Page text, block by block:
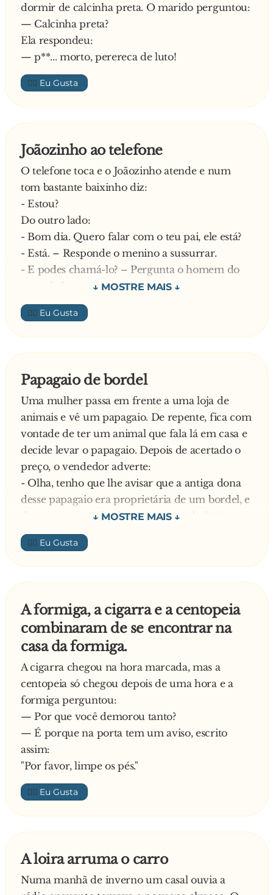
dormir de calcinha preta. O marido perguntou:
— Calcinha preta?
Ela respondeu:
— p**... morto, perereca de luto!
👍🏼
Joãozinho ao telefone
O telefone toca e o Joãozinho atende e num
tom bastante baixinho diz:
- Estou?
Do outro lado:
- Bom dia. Quero falar com o teu pai, ele está?
- Está. – Responde o menino a sussurrar.
- E podes chamá-lo? – Pergunta o homem do
outro lado.
- Não.
- Porquê? – Pergunta espantado o homem.
- Está ocupado a procurar. – Respondeu o
Joãozinho baixinho.
- Sim. Mas está ocupada a procurar. – Avisou
logo o menino.
- E há mais alguém em casa? – Tenta o homem
falar com algum adulto.
- Há A policia. – Respondeu a sussurrar o
Joãozinho.
- A polícia?! Então chama um agente ao
telefone. – Diz já preocupado o homem.
- Não pode ser. Também estão ocupados a
procurar. – Continua o Joãozinho, sempre num
tom muito baixinho.
Preocupadíssimo com o que estava a ouvir
pergunta o homem:
Responde o Joãozinho a sussurrar:
- Procuram-me a mim
👍🏼
Papagaio de bordel
Uma mulher passa em frente a uma loja de
animais e vê um papagaio. De repente, fica com
vontade de ter um animal que fala lá em casa e
decide levar o papagaio. Depois de acertado o
preço, o vendedor adverte:
- Olha, tenho que lhe avisar que a antiga dona
desse papagaio era proprietária de um bordel, e
de vez em quando ele tem um vocabulário um
pouco “vulgar”
Como a senhora estava determinada a comprar
o papagaio ela leva-o na mesma e coloca-o
numa gaiola logo à entrada de casa. O papagaio
diz:
- Nova Casa! Nova dona!
A mulher fica um pouco espantada mas depois
acha engraçado. As filhas da senhora chegam
da escola e o papagaio diz:
- Nova Casa! Nova dona! Novas p*tas!
As meninas ficam espantadas mas a mãe explica
o caso e elas até acham engraçado. À noite, o
marido chega do trabalho e o papagaio, após
olhar para ele, diz:
antigos! Tudo bem Manel?
👍🏼
A formiga, a cigarra e a centopeia
combinaram de se encontrar na
casa da formiga.
A cigarra chegou na hora marcada, mas a
centopeia só chegou depois de uma hora e a
formiga perguntou:
— Por que você demorou tanto?
— É porque na porta tem um aviso, escrito
assim:
"Por favor, limpe os pés."
👍🏼
A loira arruma o carro
Numa manhã de inverno um casal ouvia a